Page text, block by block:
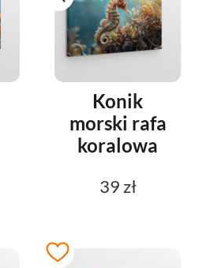
Konik
morski rafa
koralowa
39 zł